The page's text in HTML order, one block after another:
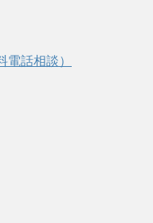
話相談）